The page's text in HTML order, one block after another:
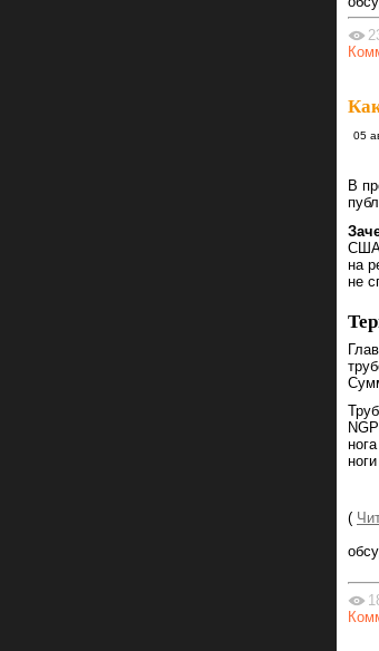
05
В
США
на
не
(